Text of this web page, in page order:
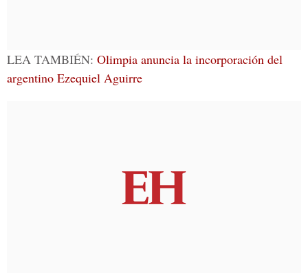
LEA TAMBIÉN: Olimpia anuncia la incorporación del
argentino Ezequiel Aguirre